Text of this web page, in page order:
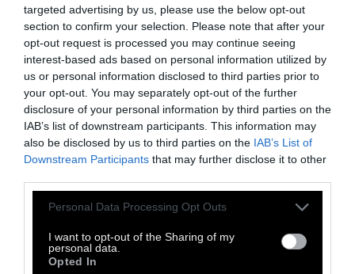
targeted advertising by us, please use the below opt-out
section to confirm your selection. Please note that after your
opt-out request is processed you may continue seeing
interest-based ads based on personal information utilized by
us or personal information disclosed to third parties prior to
your opt-out. You may separately opt-out of the further
disclosure of your personal information by third parties on the
IAB’s list of downstream participants. This information may
also be disclosed by us to third parties on the IAB’s List of
Downstream Participants that may further disclose it to other
Personal Data Processing Opt Outs
I want to opt-out of the Sharing of my
personal data.
Opted In
ΚΟΣΜΟΣ